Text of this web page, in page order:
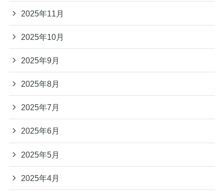
2025年11月
2025年10月
2025年9月
2025年8月
2025年7月
2025年6月
2025年5月
2025年4月